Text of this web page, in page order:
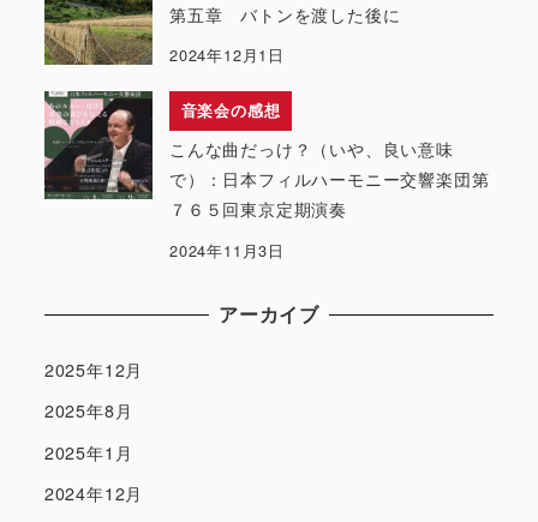
第五章 バトンを渡した後に
2024年12月1日
音楽会の感想
こんな曲だっけ？（いや、良い意味
で）：日本フィルハーモニー交響楽団第
７６５回東京定期演奏
2024年11月3日
アーカイブ
2025年12月
2025年8月
2025年1月
2024年12月